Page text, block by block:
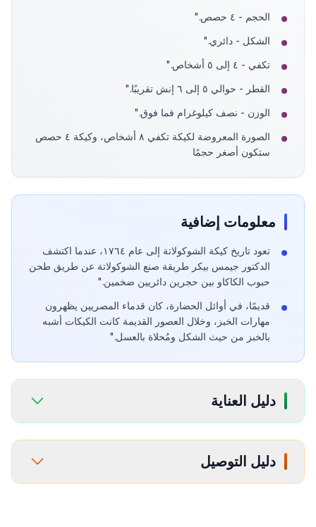
الحجم - ٤ حصص."
الشكل - دائري."
تكفي - ٤ إلى ٥ أشخاص."
القطر - حوالي ٥ إلى ٦ إنش تقريبًا."
الوزن - نصف كيلوغرام فما فوق."
الصورة المعروضة لكيكة تكفي ٨ أشخاص، وكيكة ٤ حصص
ستكون أصغر حجمًا
معلومات إضافية
تعود تاريخ كيكة الشوكولاتة إلى عام ١٧٦٤، عندما اكتشف
الدكتور جيمس بيكر طريقة صنع الشوكولاتة عن طريق طحن
حبوب الكاكاو بين حجرين دائريين ضخمين."
قديمًا، في أوائل الحضارة، كان قدماء المصريين يظهرون
مهارات الخبز، وخلال العصور القديمة كانت الكيكات أشبه
بالخبز من حيث الشكل ومُحلاة بالعسل."
دليل العناية
دليل التوصيل